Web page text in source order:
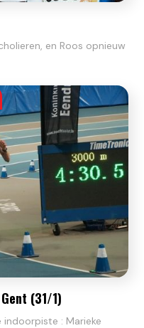
en Roos opnieuw
(31/1)
indoorpiste : Marieke